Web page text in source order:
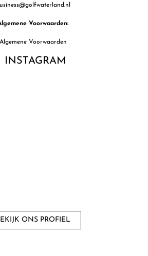
Voorwaarden:
Algemene Voorwaarden
INSTAGRAM
ONS ​​PROFIEL